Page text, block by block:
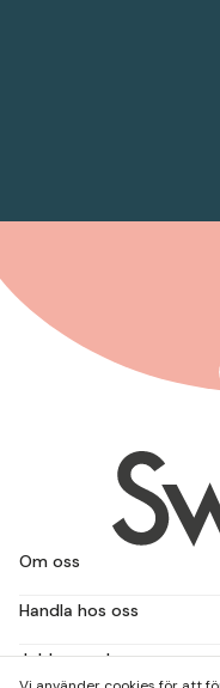
Om oss
Handla hos oss
Jobba med oss